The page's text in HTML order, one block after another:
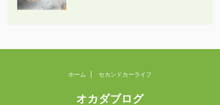
ホーム セカンドカーライフ
オカダブログ